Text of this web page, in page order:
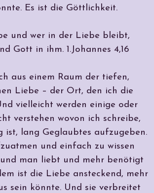
Es ist die Göttlichkeit.
und wer in der Liebe bleibt,
Gott in ihm. 1.Johannes 4,16
aus einem Raum der tiefen,
Liebe – der Ort, den ich die
vielleicht werden einige oder
verstehen wovon ich schreibe,
ist, lang Geglaubtes aufzugeben.
und einfach zu wissen
man liebt und mehr benötigt
ist die Liebe ansteckend, mehr
sein könnte. Und sie verbreitet